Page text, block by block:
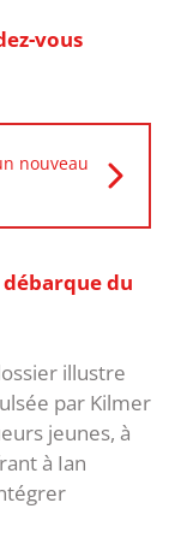
vous
nouveau
du
illustre
par Kilmer
jeunes, à
à Ian